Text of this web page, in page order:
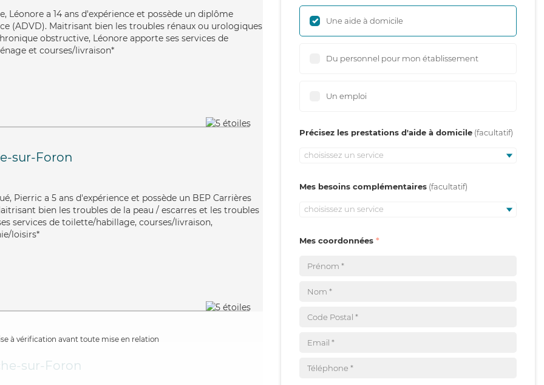
Léonore a 14 ans d'expérience et possède un diplôme
(ADVD). Maitrisant bien les troubles rénaux ou urologiques
obstructive, Léonore apporte ses services de
et courses/livraison*
sur-Foron
Pierric a 5 ans d'expérience et possède un BEP Carrières
bien les troubles de la peau / escarres et les troubles
services de toilette/habillage, courses/livraison,
loisirs*
à vérification avant toute mise en relation
sur-Foron
Une aide à domicile
Du personnel pour mon établissement
Un emploi
Précisez les prestations d'aide à domicile
choisissez un service
Mes besoins complémentaires
choisissez un service
Mes coordonnées